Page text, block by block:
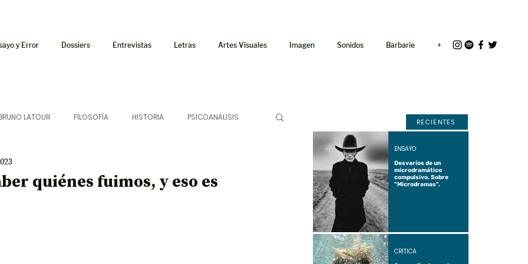
y Error Dossiers Entrevistas Letras Artes Visuales Imagen Sonidos Barbarie +
LATOUR FILOSOFÍA HISTORIA PSICOANÁLISIS
quiénes fuimos, y eso es
RECIENTES
Desvaríos de un
microdramático
compulsivo. Sobre
"Microdramas".
ENSAYO
CRÍTICA